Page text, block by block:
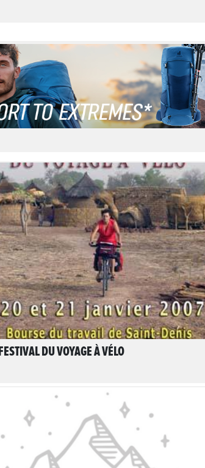
LIRE L'ARTICLE
FESTIVAL DU VOYAGE À VÉLO